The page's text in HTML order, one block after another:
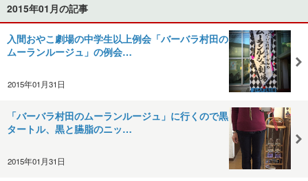
2015年01月の記事
入間おやこ劇場の中学生以上例会「バーバラ村田の
ムーランルージュ」の例会…
2015年01月31日
「バーバラ村田のムーランルージュ」に行くので黒
タートル、黒と臙脂のニッ…
2015年01月31日